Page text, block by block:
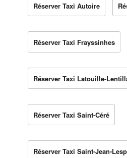
Réserver Taxi Autoire
Réserver Taxi Frayssinhes
Réserver Taxi Latouille-
Réserver Taxi Saint-Céré
Réserver Taxi Saint-Jean-